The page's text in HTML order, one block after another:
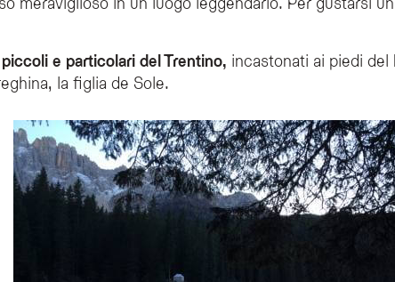
i weekend del mese di dicembre.
situato sulle sponde dell'omonimo lago, caratterizzato da casette di
Natale di Carezza?
a concerti di corno alpino, vedere la sfilata dei Krampus, partecipare a
e particolari del Trentino, incastonati ai piedi
la figlia de Sole.